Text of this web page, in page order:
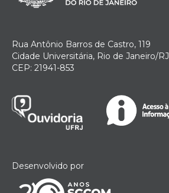
Rua Antônio Barros de Castro, 119
Cidade Universitária, Rio de Janeiro/RJ
CEP: 21941-853
Desenvolvido por